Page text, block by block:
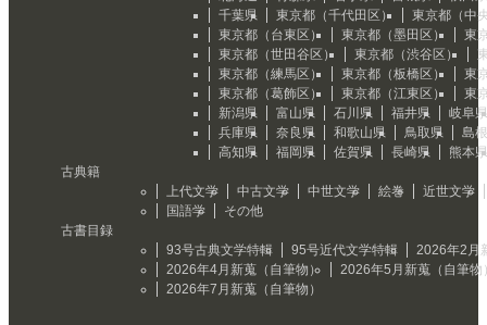
千葉県
東京都（千代田区）
東京都（中
東京都（台東区）
東京都（墨田区）
東
東京都（世田谷区）
東京都（渋谷区）
東京都（練馬区）
東京都（板橋区）
東
東京都（葛飾区）
東京都（江東区）
東
新潟県
富山県 石川県 福井県
岐阜県
兵庫県
奈良県 和歌山県 鳥取県
島
高知県
福岡県 佐賀県 長崎県
熊本県
古典籍
上代文学
中古文学 中世文学 絵巻
近世文学
国語学
その他
古書目録
93号古典文学特輯
95号近代文学特輯
2026年2月
2026年4月新蒐（自筆物）
2026年5月新蒐（自筆物
2026年7月新蒐（自筆物）